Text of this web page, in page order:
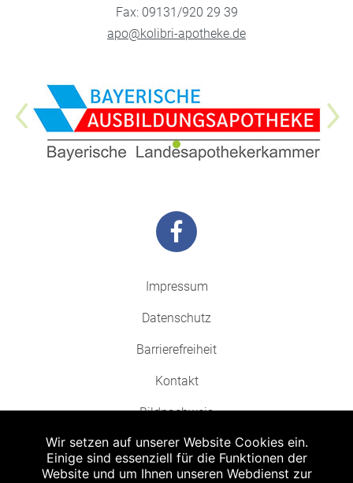
Fax: 09131/920 29 39
apo@kolibri-apotheke.de
Impressum
Datenschutz
Barrierefreiheit
Kontakt
Bildnachweis
Wir setzen auf unserer Website Cookies ein.
Einige sind essenziell für die Funktionen der
Website und um Ihnen unseren Webdienst zur